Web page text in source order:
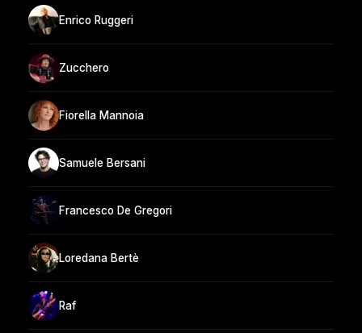
Enrico Ruggeri
Zucchero
Fiorella Mannoia
Samuele Bersani
Francesco De Gregori
Loredana Bertè
Raf